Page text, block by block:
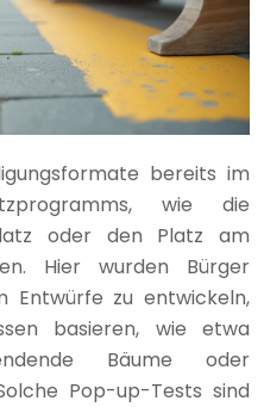
bereits im
wie die
oder den Platz am
Hier wurden Bürger
Entwürfe zu entwickeln,
basieren, wie etwa
Bäume oder
Pop-up-Tests sind